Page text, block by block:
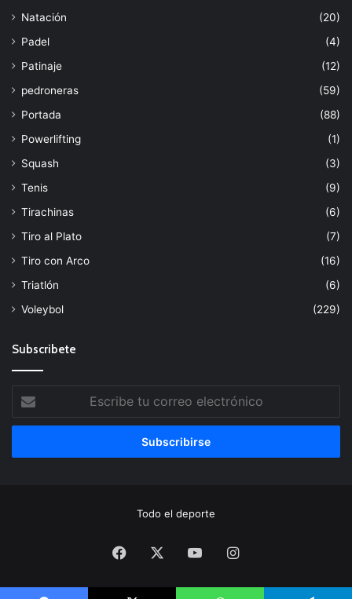
Natación
(20)
Padel
(4)
Patinaje
(12)
pedroneras
(59)
Portada
(88)
Powerlifting
(1)
Squash
(3)
Tenis
(9)
Tirachinas
(6)
Tiro al Plato
(7)
Tiro con Arco
(16)
Triatlón
(6)
Voleybol
(229)
Subscribete
tu
correo
Todo el deporte
Facebook YouTubeInstagram